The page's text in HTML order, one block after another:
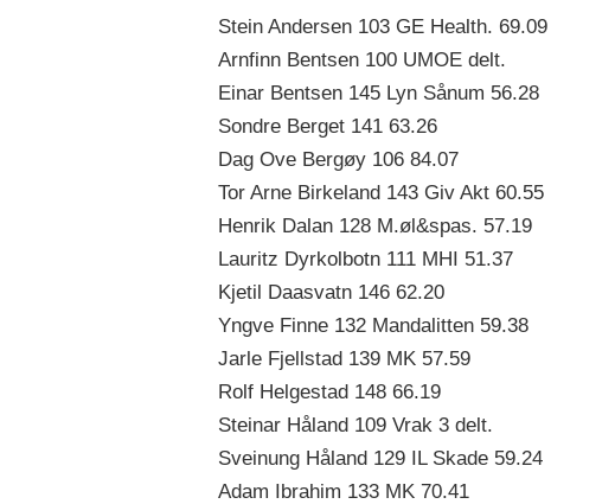
Stein Andersen 103 GE Health. 69.09
Arnfinn Bentsen 100 UMOE delt.
Einar Bentsen 145 Lyn Sånum 56.28
Sondre Berget 141 63.26
Dag Ove Bergøy 106 84.07
Tor Arne Birkeland 143 Giv Akt 60.55
Henrik Dalan 128 M.øl&spas. 57.19
Lauritz Dyrkolbotn 111 MHI 51.37
Kjetil Daasvatn 146 62.20
Yngve Finne 132 Mandalitten 59.38
Jarle Fjellstad 139 MK 57.59
Rolf Helgestad 148 66.19
Steinar Håland 109 Vrak 3 delt.
Sveinung Håland 129 IL Skade 59.24
Adam Ibrahim 133 MK 70.41